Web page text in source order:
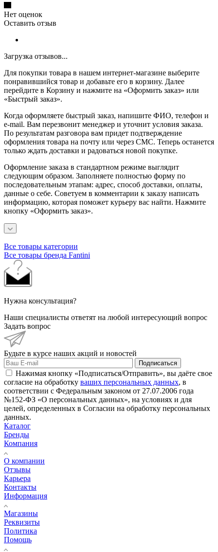
Нет оценок
Оставить отзыв
Загрузка отзывов...
Для покупки товара в нашем интернет-магазине выберите
понравившийся товар и добавьте его в корзину. Далее
перейдите в Корзину и нажмите на «Оформить заказ» или
«Быстрый заказ».
Когда оформляете быстрый заказ, напишите ФИО, телефон и
e-mail. Вам перезвонит менеджер и уточнит условия заказа.
По результатам разговора вам придет подтверждение
оформления товара на почту или через СМС. Теперь останется
только ждать доставки и радоваться новой покупке.
Оформление заказа в стандартном режиме выглядит
следующим образом. Заполняете полностью форму по
последовательным этапам: адрес, способ доставки, оплаты,
данные о себе. Советуем в комментарии к заказу написать
информацию, которая поможет курьеру вас найти. Нажмите
кнопку «Оформить заказ».
Все товары категории
Все товары бренда Fantini
Нужна консультация?
Наши специалисты ответят на любой интересующий вопрос
Задать вопрос
Будьте в курсе наших акций и новостей
Подписаться
Нажимая кнопку «Подписаться/Отправить», вы даёте свое
согласие на обработку ваших персональных данных, в
соответствии с Федеральным законом от 27.07.2006 года
№152-ФЗ «О персональных данных», на условиях и для
целей, определенных в Согласии на обработку персональных
данных.
Каталог
Бренды
Компания
О компании
Отзывы
Карьера
Контакты
Информация
Магазины
Реквизиты
Политика
Помощь